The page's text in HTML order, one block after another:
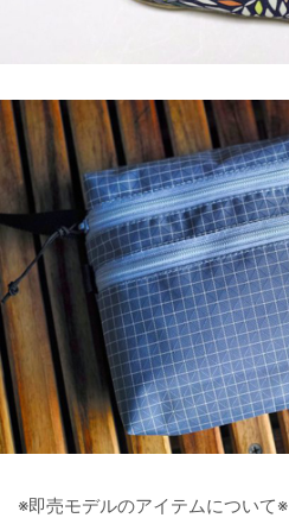
※即売モデルのアイテムについて※